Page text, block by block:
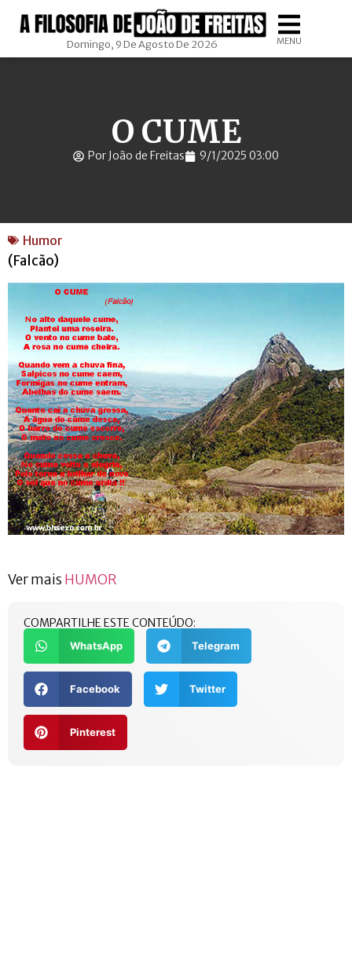
Domingo, 9 De Agosto De 2026 MENU
O CUME
Por João de Freitas 9/1/2025 03:00
Humor
(Falcão)
Ver mais HUMOR
COMPARTILHE ESTE CONTEÚDO:
WhatsApp Telegram
Facebook Twitter
Pinterest